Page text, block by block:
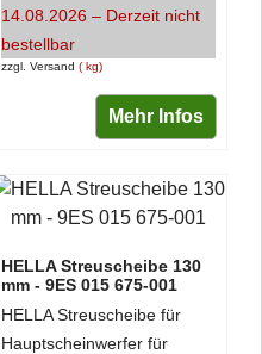
zzgl. Versand kg
14.08.2026 – Derzeit nicht
bestellbar
Mehr Infos
HELLA Streuscheibe 130
mm - 9ES 015 675-001
HELLA Streuscheibe für
Hauptscheinwerfer für